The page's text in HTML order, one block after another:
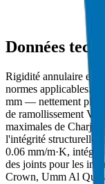
Données
Rigidité annulaire et
normes applicables.
mm — nettement plus
de ramollissement
maximales de
l'intégrité structurelle.
0.06 mm/m·K, intégré
des joints pour les
Crown, Umm Al